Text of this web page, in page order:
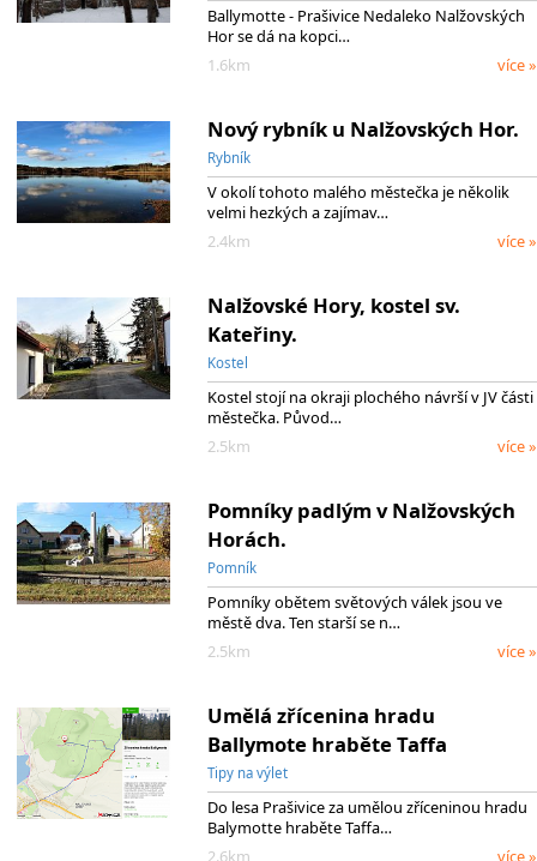
Ballymotte - Prašivice Nedaleko Nalžovských
Hor se dá na kopci…
1.6km
více »
Nový rybník u Nalžovských Hor.
Rybník
V okolí tohoto malého městečka je několik
velmi hezkých a zajímav…
2.4km
více »
Nalžovské Hory, kostel sv.
Kateřiny.
Kostel
Kostel stojí na okraji plochého návrší v JV části
městečka. Původ…
2.5km
více »
Pomníky padlým v Nalžovských
Horách.
Pomník
Pomníky obětem světových válek jsou ve
městě dva. Ten starší se n…
2.5km
více »
Umělá zřícenina hradu
Ballymote hraběte Taffa
Tipy na výlet
Do lesa Prašivice za umělou zříceninou hradu
Balymotte hraběte Taffa…
2.6km
více »